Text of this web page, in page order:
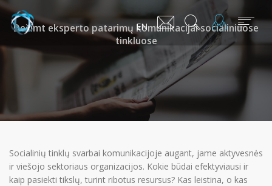
EN
Dešimt eksperto patarimų komunikacijai socialiniuose
tinkluose
Socialinių tinklų svarbai komunikacijoje augant, jame aktyvesnės
ir viešojo sektoriaus organizacijos. Kokie būdai efektyviausi ir
kaip pasiekti tikslų, turint ribotus resursus? Kas leistina, o kas